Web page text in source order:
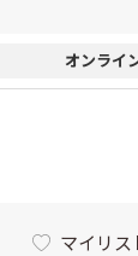
オンライ
マイリス